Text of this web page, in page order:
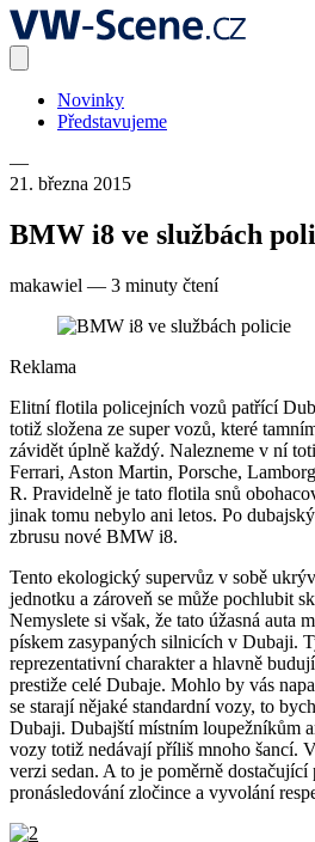
Novinky
Představujeme
—
21. března 2015
BMW i8 ve službách
makawiel — 3 minuty čtení
Reklama
Elitní flotila policejních vozů patřící
totiž složena ze super vozů, které
závidět úplně každý. Nalezneme v ní
Ferrari, Aston Martin, Porsche,
R. Pravidelně je tato flotila snů
jinak tomu nebylo ani letos. Po
zbrusu nové BMW i8.
Tento ekologický supervůz v sobě
jednotku a zároveň se může pochlubit
Nemyslete si však, že tato úžasná auta
pískem zasypaných silnicích v Dubaji.
reprezentativní charakter a hlavně
prestiže celé Dubaje. Mohlo by vás
se starají nějaké standardní vozy, to
Dubaji. Dubajští místním loupežníkům
vozy totiž nedávají příliš mnoho šancí.
verzi sedan. A to je poměrně
pronásledování zločince a vyvolání